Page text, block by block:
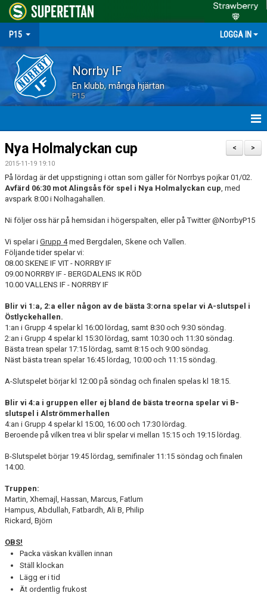
P15 LOGGA IN
Norrby IF
En klubb, många hjärtan
P15
HEM
NYHETER
MATCHER
TRUPPEN
KALENDER
BILDER
>
<
Nya Holmalyckan cup
2015-11-19 19:10
På lördag är det uppstigning i ottan som gäller för Norrbys pojkar 01/02.
Avfärd 06:30 mot Alingsås för spel i Nya Holmalyckan cup, med
avspark 8:00 i Nolhagahallen.
Ni följer oss här på hemsidan i högerspalten, eller på Twitter @NorrbyP15
Vi spelar i Grupp 4med Bergdalen, Skene och Vallen.
Följande tider spelar vi:
08.00 SKENE IF VIT - NORRBY IF
09.00 NORRBY IF - BERGDALENS IK RÖD
10.00 VALLENS IF - NORRBY IF
Blir vi 1:a, 2:a eller någon av de bästa 3:orna spelar vi A-slutspel i
Östlyckehallen.
1:an i Grupp 4 spelar kl 16:00 lördag, samt 8:30 och 9:30 söndag.
2:an i Grupp 4 spelar kl 15:30 lördag, samt 10:30 och 11:30 söndag.
Bästa trean spelar 17:15 lördag, samt 8:15 och 9:00 söndag.
Näst bästa trean spelar 16:45 lördag, 10:00 och 11:15 söndag.
A-Slutspelet börjar kl 12:00 på söndag och finalen spelas kl 18:15.
Blir vi 4:a i gruppen eller ej bland de bästa treorna spelar vi B-
slutspel i Alströmmerhallen
4:an i Grupp 4 spelar kl 15:00, 16:00 och 17:30 lördag.
Beroende på vilken trea vi blir spelar vi mellan 15:15 och 19:15 lördag.
B-Slutspelet börjar 19:45 lördag, semifinaler 11:15 söndag och finalen
14:00.
Truppen:
Martin, Xhemajl, Hassan, Marcus, Fatlum
Hampus, Abdullah, Fatbardh, Ali B, Philip
Rickard, Björn
OBS!
Packa väskan kvällen innan
Ställ klockan
Lägg er i tid
Ät ordentlig frukost